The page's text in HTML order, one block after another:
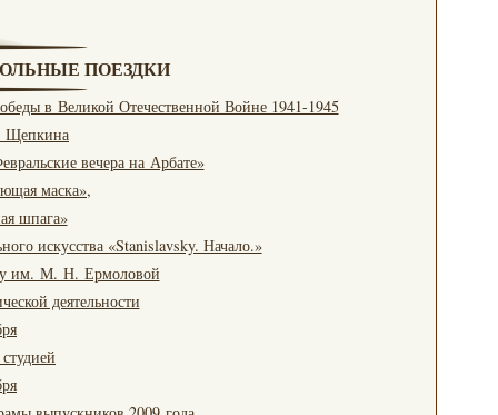
ПОЕЗДКИ
в Великой Отечественной Войне 1941-1945
Щепкина
вечера на Арбате»
маска»,
шпага»
искусства «Stanislavsky. Начало.»
им. М. Н. Ермоловой
деятельности